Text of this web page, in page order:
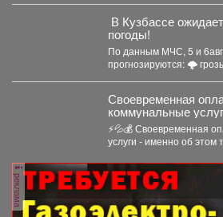
В Кузбассе
погоды!
По данным МЧС, 5 и
Своевременная
коммунальные
твердят
⚡💦💰 Своевременная
услуги - именно об этом
реклама